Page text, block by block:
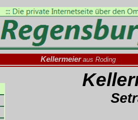
Kellermeier aus Roding